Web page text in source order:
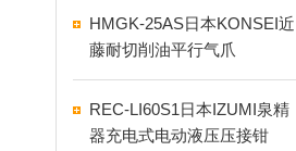
HMGK-25AS日本KONSEI近
藤耐切削油平行气爪
REC-LI60S1日本IZUMI泉精
器充电式电动液压压接钳